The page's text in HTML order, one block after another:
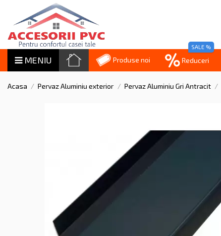
MENIU Produse noi Reduceri
SALE %
Acasa Pervaz Aluminiu exterior Pervaz Aluminiu Gri Antracit